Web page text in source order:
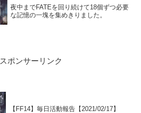
夜中までFATEを回り続けて18個ずつ必要
な記憶の一塊を集めきりました。
スポンサーリンク
【FF14】毎日活動報告【2021/02/17】